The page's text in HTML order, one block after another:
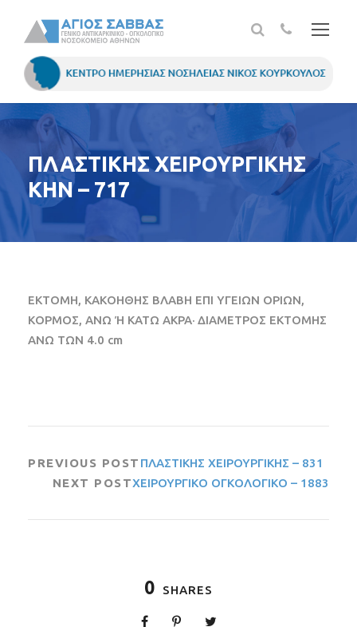
ΠΛΑΣΤΙΚΗΣ ΧΕΙΡΟΥΡΓΙΚΗΣ
ΚΗΝ – 717
ΕΚΤΟΜΗ, ΚΑΚΟΗΘΗΣ ΒΛΑΒΗ ΕΠΙ ΥΓΕΙΩΝ ΟΡΙΩΝ,
ΚΟΡΜΟΣ, ΑΝΩ Ή ΚΑΤΩ ΑΚΡΑ· ΔΙΑΜΕΤΡΟΣ ΕΚΤΟΜΗΣ
ΑΝΩ ΤΩΝ 4.0 cm
PREVIOUS POST ΠΛΑΣΤΙΚΗΣ ΧΕΙΡΟΥΡΓΙΚΗΣ – 831
NEXT POSTΧΕΙΡΟΥΡΓΙΚΟ ΟΓΚΟΛΟΓΙΚΟ – 1883
0 SHARES